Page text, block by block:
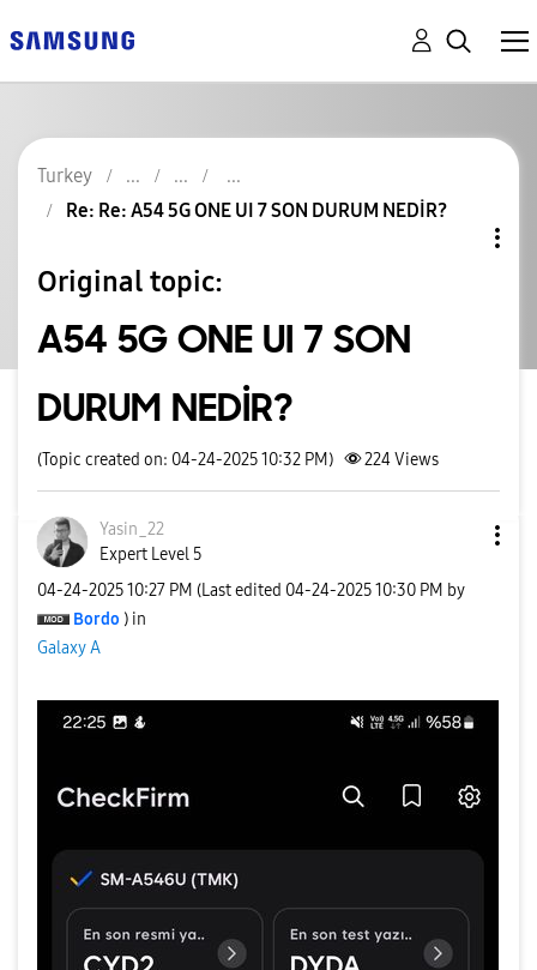
Turkey
Re: Re: A54 5G ONE UI 7 SON DURUM NEDİR?
Original topic:
A54 5G ONE UI 7 SON
DURUM NEDİR?
(Topic created on: 04-24-2025 10:32 PM) 224Views
Yasin_22
Expert Level 5
‎04-24-202510:27 PM (Last edited ‎04-24-202510:30 PM by
Bordo ) in
Galaxy A